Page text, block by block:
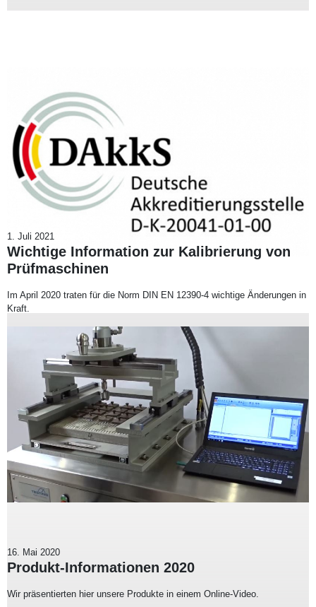
1. Juli 2021
Wichtige Information zur Kalibrierung von
Prüfmaschinen
Im April 2020 traten für die Norm DIN EN 12390-4 wichtige Änderungen in
Kraft.
16. Mai 2020
Produkt-Informationen 2020
Wir präsentierten hier unsere Produkte in einem Online-Video.